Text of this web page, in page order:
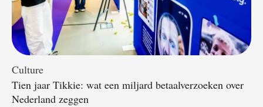
Culture
Tien jaar Tikkie: wat een miljard betaalverzoeken over
Nederland zeggen